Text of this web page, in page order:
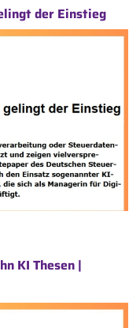
der Einstieg
KI Thesen |